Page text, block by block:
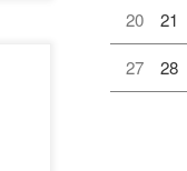
20 21
27 28